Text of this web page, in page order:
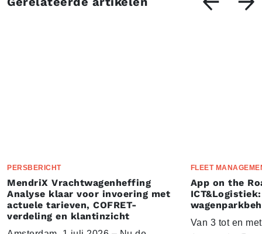
PERSBERICHT
MendriX Vrachtwagenheffing
Analyse klaar voor invoering met
actuele tarieven, COFRET-
verdeling en klantinzicht
FLEET
App on the
Van 3 tot en